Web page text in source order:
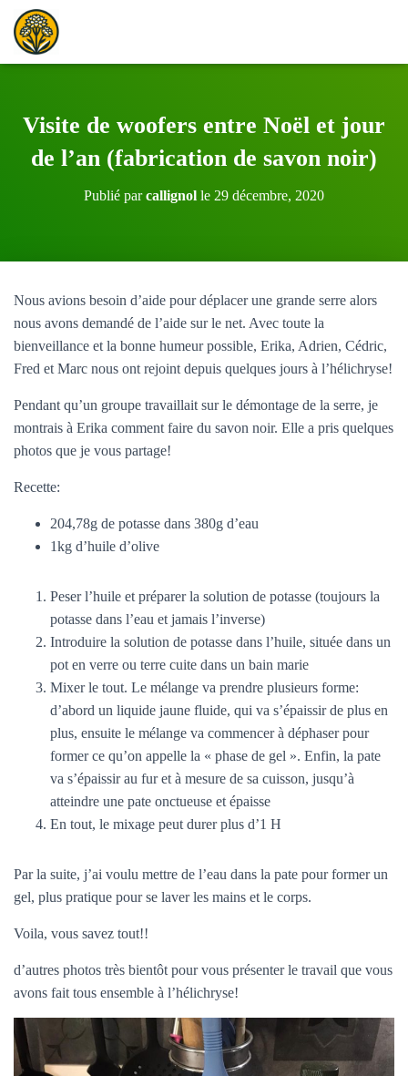
Visite de woofers entre Noël et jour
de l’an (fabrication de savon noir)
Publié parcallignol le 29 décembre, 2020
Nous avions besoin d’aide pour déplacer une grande serre alors
nous avons demandé de l’aide sur le net. Avec toute la
bienveillance et la bonne humeur possible, Erika, Adrien, Cédric,
Fred et Marc nous ont rejoint depuis quelques jours à l’hélichryse!
Pendant qu’un groupe travaillait sur le démontage de la serre, je
montrais à Erika comment faire du savon noir. Elle a pris quelques
photos que je vous partage!
Recette:
204,78g de potasse dans 380g d’eau
1kg d’huile d’olive
Peser l’huile et préparer la solution de potasse (toujours la
potasse dans l’eau et jamais l’inverse)
Introduire la solution de potasse dans l’huile, située dans un
pot en verre ou terre cuite dans un bain marie
Mixer le tout. Le mélange va prendre plusieurs forme:
d’abord un liquide jaune fluide, qui va s’épaissir de plus en
plus, ensuite le mélange va commencer à déphaser pour
former ce qu’on appelle la « phase de gel ». Enfin, la pate
va s’épaissir au fur et à mesure de sa cuisson, jusqu’à
atteindre une pate onctueuse et épaisse
En tout, le mixage peut durer plus d’1 H
Par la suite, j’ai voulu mettre de l’eau dans la pate pour former un
gel, plus pratique pour se laver les mains et le corps.
Voila, vous savez tout!!
d’autres photos très bientôt pour vous présenter le travail que vous
avons fait tous ensemble à l’hélichryse!